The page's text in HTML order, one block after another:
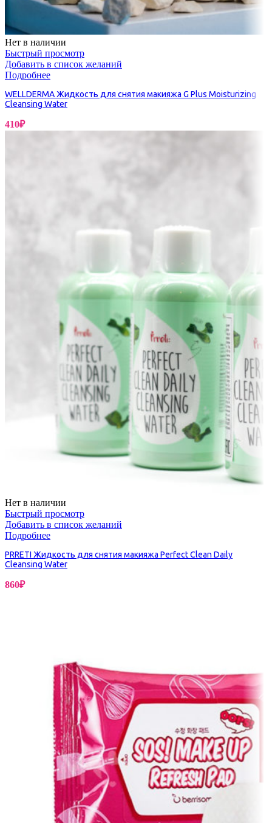
Нет в наличии
Быстрый просмотр
Добавить в список желаний
Подробнее
WELLDERMA Жидкость для снятия макияжа G Plus Moisturizing
Cleansing Water
410₽
Нет в наличии
Быстрый просмотр
Добавить в список желаний
Подробнее
PRRETI Жидкость для снятия макияжа Perfect Clean Daily
Cleansing Water
860₽